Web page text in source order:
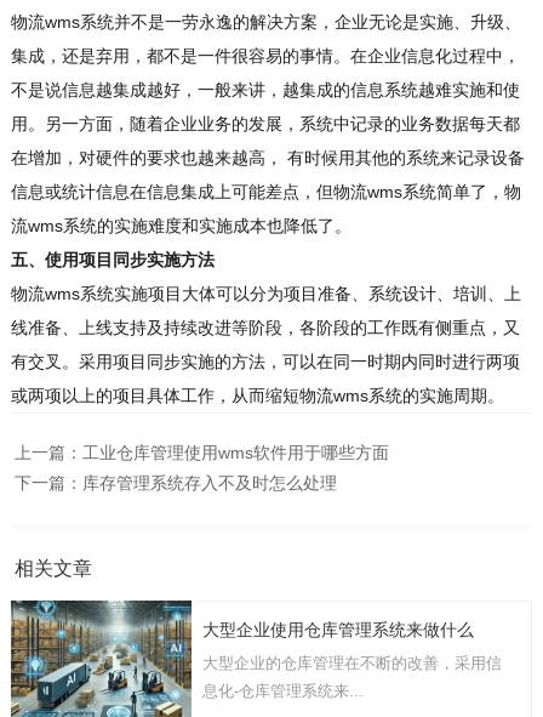
物流wms系统并不是一劳永逸的解决方案，企业无论是实施、升级、
集成，还是弃用，都不是一件很容易的事情。在企业信息化过程中，
不是说信息越集成越好，一般来讲，越集成的信息系统越难实施和使
用。另一方面，随着企业业务的发展，系统中记录的业务数据每天都
在增加，对硬件的要求也越来越高， 有时候用其他的系统来记录设备
信息或统计信息在信息集成上可能差点，但物流wms系统简单了，物
流wms系统的实施难度和实施成本也降低了。
五、使用项目同步实施方法
物流wms系统实施项目大体可以分为项目准备、系统设计、培训、上
线准备、上线支持及持续改进等阶段，各阶段的工作既有侧重点，又
有交叉。采用项目同步实施的方法，可以在同一时期内同时进行两项
或两项以上的项目具体工作，从而缩短物流wms系统的实施周期。
上一篇： 工业仓库管理使用wms软件用于哪些方面
下一篇： 库存管理系统存入不及时怎么处理
相关文章
大型企业使用仓库管理系统来做什么
大型企业的仓库管理在不断的改善，采用信
息化-仓库管理系统来...